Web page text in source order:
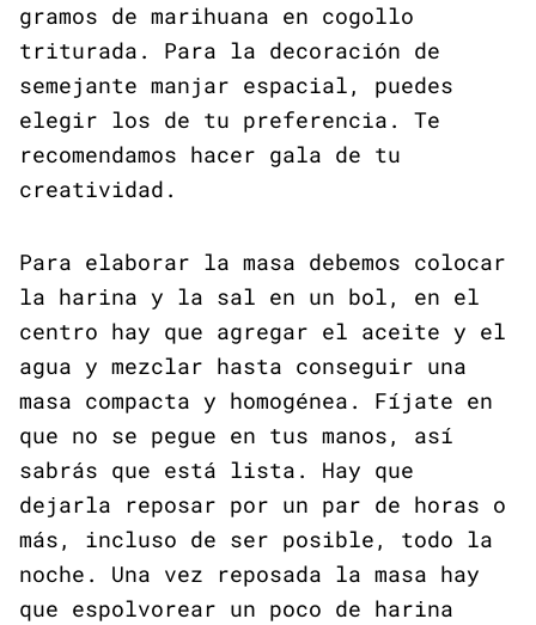
gramos de marihuana en cogollo
triturada. Para la decoración de
semejante manjar espacial, puedes
elegir los de tu preferencia. Te
recomendamos hacer gala de tu
creatividad.
Para elaborar la masa debemos colocar
la harina y la sal en un bol, en el
centro hay que agregar el aceite y el
agua y mezclar hasta conseguir una
masa compacta y homogénea. Fíjate en
que no se pegue en tus manos, así
sabrás que está lista. Hay que
dejarla reposar por un par de horas o
más, incluso de ser posible, todo la
noche. Una vez reposada la masa hay
que espolvorear un poco de harina